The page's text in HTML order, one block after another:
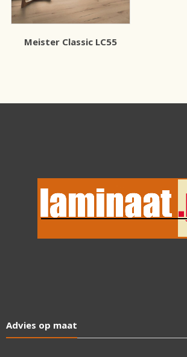
Meister Classic LC55
Advies op maat